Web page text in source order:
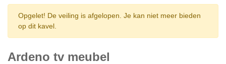
Opgelet! De veiling is afgelopen. Je kan niet meer bieden
op dit kavel.
Ardeno tv meubel